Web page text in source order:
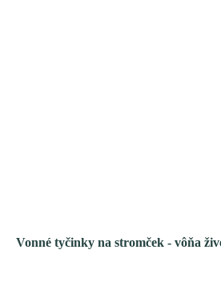
Vonné tyčinky na stromček - vôňa